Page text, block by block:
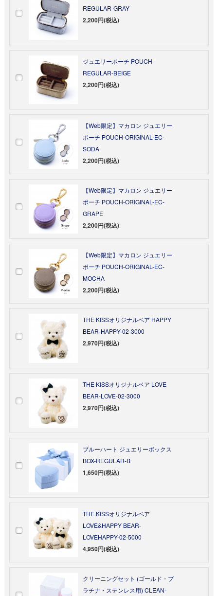
REGULAR-GRAY
2,200円(税込)
ジュエリーポーチ POUCH-
REGULAR-BEIGE
2,200円(税込)
【Web限定】マカロン ジュエリー
ポーチ POUCH-ORIGINAL-EC-
SODA
2,200円(税込)
【Web限定】マカロン ジュエリー
ポーチ POUCH-ORIGINAL-EC-
GRAPE
2,200円(税込)
【Web限定】マカロン ジュエリー
ポーチ POUCH-ORIGINAL-EC-
MOCHA
2,200円(税込)
THE KISSオリジナルベア HAPPY
BEAR-HAPPY-02-3000
2,970円(税込)
THE KISSオリジナルベア LOVE
BEAR-LOVE-02-3000
2,970円(税込)
ブルーハート ジュエリーボックス
BOX-REGULAR-B
1,650円(税込)
THE KISSオリジナルベア
LOVE&HAPPY BEAR-
LOVEHAPPY-02-5000
4,950円(税込)
クリーニングセット (ゴールド・プ
ラチナ・ステンレス用) CLEAN-